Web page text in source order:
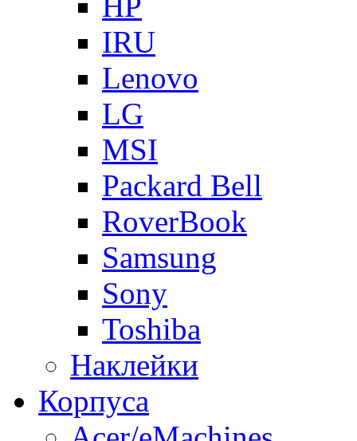
IRU
Lenovo
LG
MSI
Packard Bell
RoverBook
Samsung
Sony
Toshiba
Наклейки
Корпуса